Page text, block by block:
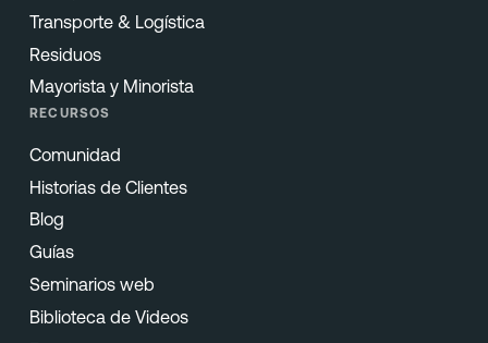
Transporte & Logística
Residuos
Mayorista y Minorista
RECURSOS
Comunidad
Historias de Clientes
Blog
Guías
Seminarios web
Biblioteca de Videos